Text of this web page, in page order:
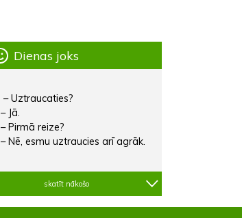
Dienas joks
– Uztraucaties?
– Jā.
– Pirmā reize?
– Nē, esmu uztraucies arī agrāk.
skatīt nākošo